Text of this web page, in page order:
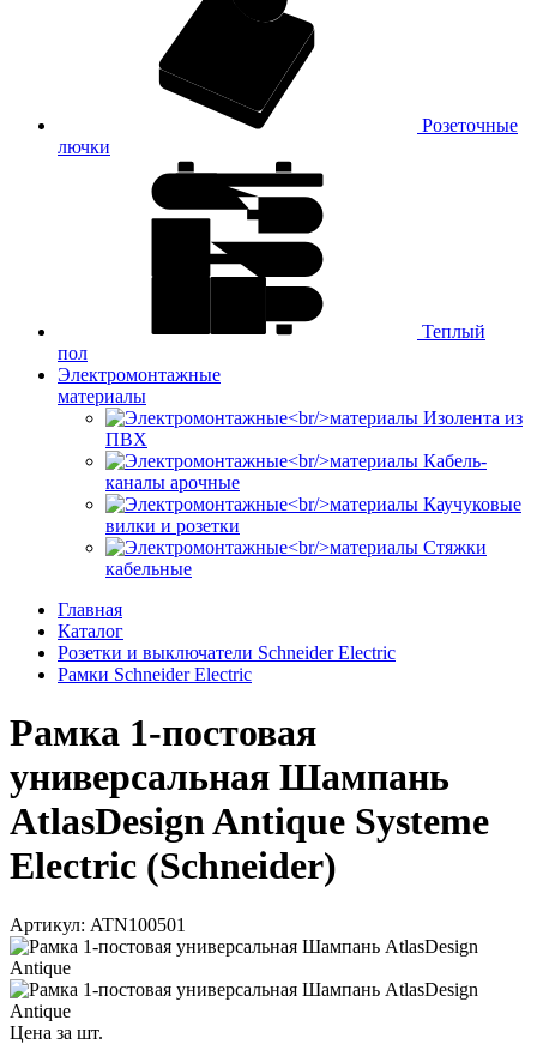
Розеточные
лючки
Теплый
пол
Электромонтажные
материалы
Изолента из
ПВХ
Кабель-
каналы арочные
Каучуковые
вилки и розетки
Стяжки
кабельные
Главная
Каталог
Розетки и выключатели Schneider Electric
Рамки Schneider Electric
Рамка 1-постовая
универсальная Шампань
AtlasDesign Antique Systeme
Electric (Schneider)
Артикул: ATN100501
Цена за шт.